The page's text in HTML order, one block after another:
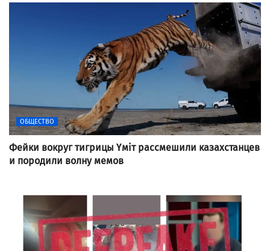
ОБЩЕСТВО
Фейки вокруг тигрицы Үміт рассмешили казахстанцев
и породили волну мемов